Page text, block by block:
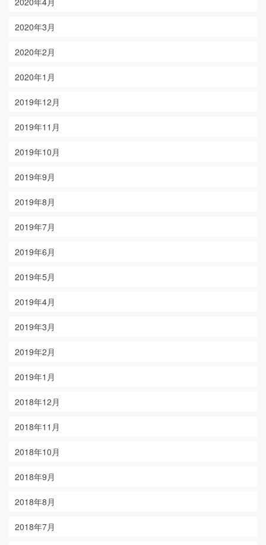
2020年3月
2020年2月
2020年1月
2019年12月
2019年11月
2019年10月
2019年9月
2019年8月
2019年7月
2019年6月
2019年5月
2019年4月
2019年3月
2019年2月
2019年1月
2018年12月
2018年11月
2018年10月
2018年9月
2018年8月
2018年7月